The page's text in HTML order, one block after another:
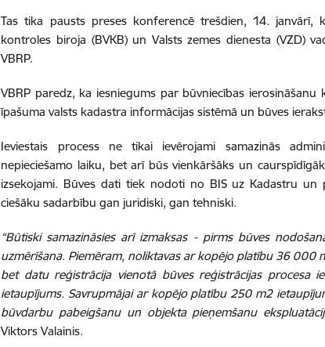
Tas tika pausts preses konferencē trešdien, 14. janvārī,
kontroles biroja (BVKB) un Valsts zemes dienesta (VZD)
VBRP.
VBRP paredz, ka iesniegums par būvniecības
īpašuma valsts kadastra informācijas sistēmā un būves
Ieviestais process ne tikai ievērojami samazinās
nepieciešamo laiku, bet arī būs vienkāršāks un
izsekojami. Būves dati tiek nodoti no BIS uz Kadastru
ciešāku sadarbību gan juridiski, gan tehniski.
“Būtiski samazināsies arī izmaksas - pirms būves
uzmērīšana. Piemēram, noliktavas ar kopējo platību 36 000
bet datu reģistrācija vienotā būves reģistrācijas
ietaupījums. Savrupmājai ar kopējo platību 250 m2
būvdarbu pabeigšanu un objekta pieņemšanu
Viktors Valainis.